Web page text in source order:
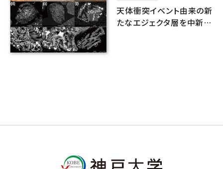
天体衝突イベント由来の新
たなエジェクタ層を中新世